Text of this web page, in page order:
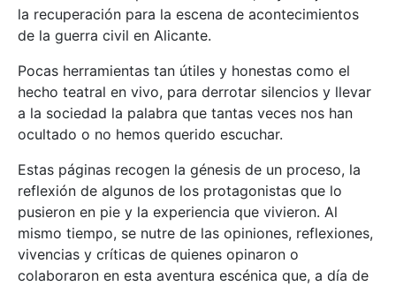
la recuperación para la escena de acontecimientos
de la guerra civil en Alicante.
Pocas herramientas tan útiles y honestas como el
hecho teatral en vivo, para derrotar silencios y llevar
a la sociedad la palabra que tantas veces nos han
ocultado o no hemos querido escuchar.
Estas páginas recogen la génesis de un proceso, la
reflexión de algunos de los protagonistas que lo
pusieron en pie y la experiencia que vivieron. Al
mismo tiempo, se nutre de las opiniones, reflexiones,
vivencias y críticas de quienes opinaron o
colaboraron en esta aventura escénica que, a día de